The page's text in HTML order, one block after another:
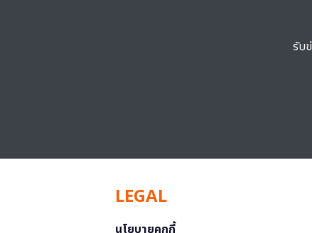
รับ
LEGAL
นโยบายคุกกี้